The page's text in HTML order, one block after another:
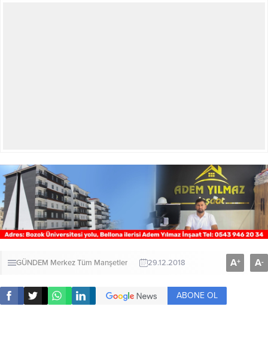
GÜNDEM MerkezTüm Manşetler 29.12.2018 A+ A-
ABONE OL